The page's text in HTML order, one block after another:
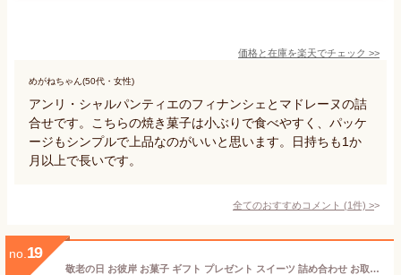
価格と在庫を楽天でチェック >>
めがねちゃん(50代・女性)
アンリ・シャルパンティエのフィナンシェとマドレーヌの詰
合せです。こちらの焼き菓子は小ぶりで食べやすく、パッケ
ージもシンプルで上品なのがいいと思います。日持ちも1か
月以上で長いです。
全てのおすすめコメント (1件) >
no. 19
敬老の日 お彼岸 お菓子 ギフト プレゼント スイーツ 詰め合わせ お取り寄せ 内祝 お返し 御礼 お祝い 贈り物 お土産 御供 お供え MTC-20 ミニトリュフケーキ（ミックス）20個入り ブールミッシュ 銀座 洋菓子 焼き菓子